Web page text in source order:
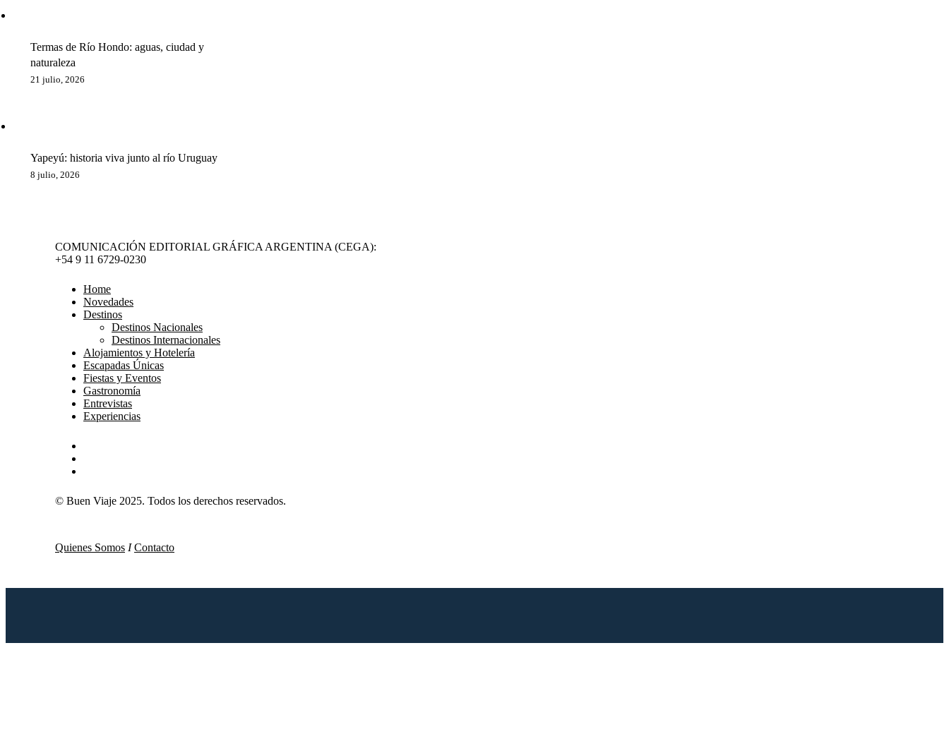
Termas de Río Hondo: aguas, ciudad y
naturaleza
21 julio, 2026
Yapeyú: historia viva junto al río Uruguay
8 julio, 2026
COMUNICACIÓN EDITORIAL GRÁFICA ARGENTINA (CEGA):
+54 9 11 6729-0230
Home
Novedades
Destinos
Destinos Nacionales
Destinos Internacionales
Alojamientos y Hotelería
Escapadas Únicas
Fiestas y Eventos
Gastronomía
Entrevistas
Experiencias
© Buen Viaje 2025. Todos los derechos reservados.
Quienes Somos I Contacto